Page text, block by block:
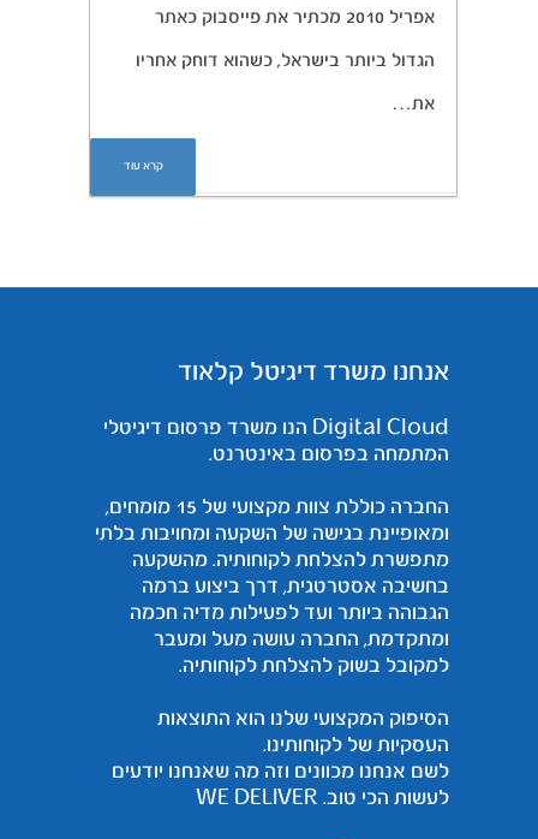
אפריל 2010 מכתיר את פייסבוק כאתר
הגדול ביותר בישראל, כשהוא דוחק אחריו
את…
קרא עוד
אנחנו משרד דיגיטל קלאוד
Digital Cloud הנו משרד פרסום דיגיטלי
המתמחה בפרסום באינטרנט.
החברה כוללת צוות מקצועי של 15 מומחים,
ומאופיינת בגישה של השקעה ומחויבות בלתי
מתפשרת להצלחת לקוחותיה. מהשקעה
בחשיבה אסטרטגית, דרך ביצוע ברמה
הגבוהה ביותר ועד לפעילות מדיה חכמה
ומתקדמת, החברה עושה מעל ומעבר
למקובל בשוק להצלחת לקוחותיה.
הסיפוק המקצועי שלנו הוא התוצאות
העסקיות של לקוחותינו.
לשם אנחנו מכוונים וזה מה שאנחנו יודעים
לעשות הכי טוב. WE DELIVER